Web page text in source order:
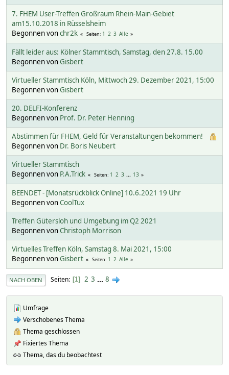
7. FHEM User-Treffen Großraum Rhein-Main-Gebiet
am15.10.2018 in Rüsselsheim
Begonnen vonchr2k Seiten 1 2 3 Alle
Fällt leider aus: Kölner Stammtisch, Samstag, den 27.8. 15.00
Begonnen vonGisbert
Virtueller Stammtisch Köln, Mittwoch 29. Dezember 2021, 15:00
Begonnen vonGisbert
20. DELFI-Konferenz
Begonnen von Prof. Dr. Peter Henning
Abstimmen für FHEM, Geld für Veranstaltungen bekommen!
Begonnen von Dr. Boris Neubert
Virtueller Stammtisch
Begonnen von P.A.Trick Seiten 1 2 3 ... 13
BEENDET - [Monatsrückblick Online] 10.6.2021 19 Uhr
Begonnen vonCoolTux
Treffen Gütersloh und Umgebung im Q2 2021
Begonnen vonChristoph Morrison
Virtuelles Treffen Köln, Samstag 8. Mai 2021, 15:00
Begonnen vonGisbert Seiten 1 2 Alle
NACH OBEN Seiten 1 2 3 ... 8
Umfrage
Verschobenes Thema
Thema geschlossen
Fixiertes Thema
Thema, das du beobachtest